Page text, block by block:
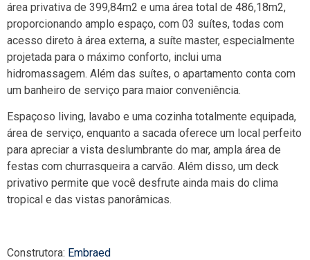
área privativa de 399,84m2 e uma área total de 486,18m2,
proporcionando amplo espaço, com 03 suítes, todas com
acesso direto à área externa, a suíte master, especialmente
projetada para o máximo conforto, inclui uma
hidromassagem. Além das suítes, o apartamento conta com
um banheiro de serviço para maior conveniência.
Espaçoso living, lavabo e uma cozinha totalmente equipada,
área de serviço, enquanto a sacada oferece um local perfeito
para apreciar a vista deslumbrante do mar, ampla área de
festas com churrasqueira a carvão. Além disso, um deck
privativo permite que você desfrute ainda mais do clima
tropical e das vistas panorâmicas.
Construtora: Embraed